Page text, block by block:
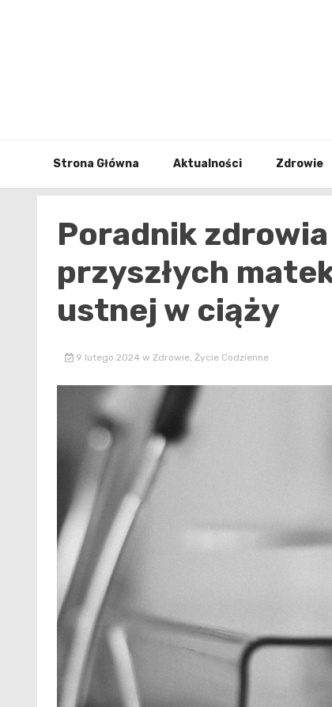
Strona Główna Aktualności Zdrowie
Poradnik
przyszłych
ustnej w ciąży
9 lutego 2024 w Zdrowie, Życie Codzienne